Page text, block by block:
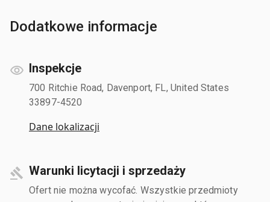
Dodatkowe informacje
Inspekcje
700 Ritchie Road, Davenport, FL, United States
33897-4520
Dane lokalizacji
Warunki licytacji i sprzedaży
Ofert nie można wycofać. Wszystkie przedmioty